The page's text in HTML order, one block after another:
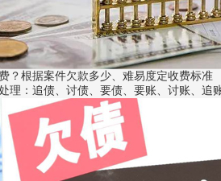
？ 根据案件欠款多少、难易度定收费标准
理：追债、讨债、要债、要账、讨账、追